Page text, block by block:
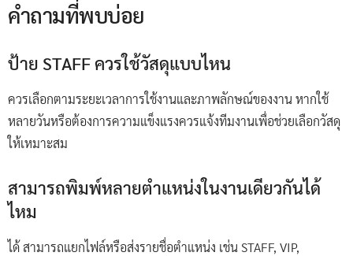
คำถามที่พบบ่อย
ป้าย STAFF ควรใช้วัสดุแบบไหน
ควรเลือกตามระยะเวลาการใช้งานและภาพลักษณ์ของงาน หากใช้
หลายวันหรือต้องการความแข็งแรงควรแจ้งทีมงานเพื่อช่วยเลือกวัสดุ
ให้เหมาะสม
สามารถพิมพ์หลายตำแหน่งในงานเดียวกันได้
ไหม
ได้ สามารถแยกไฟล์หรือส่งรายชื่อตำแหน่ง เช่น STAFF, VIP,